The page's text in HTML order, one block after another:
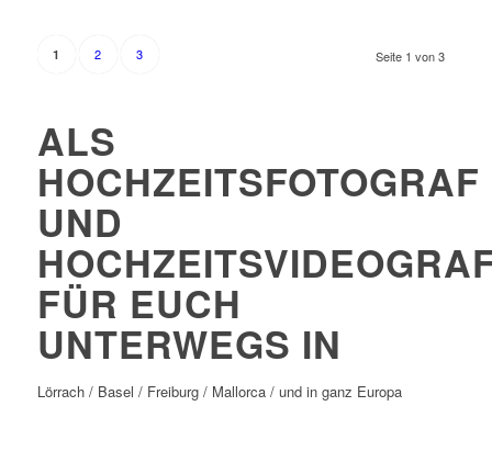
Seite 1 von 3
1 2 3
ALS
HOCHZEITSFOTOGRAF
UND
FÜR EUCH
UNTERWEGS IN
Lörrach / Basel / Freiburg / Mallorca / und in ganz Europa